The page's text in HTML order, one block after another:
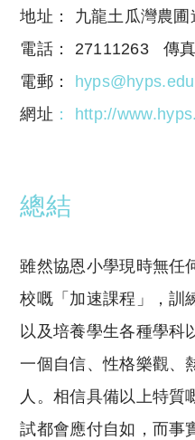
地址： 九龍土瓜灣農圃
電話： 27111263 傳
電郵：
網址 ： http://
總結
雖然協恩小學現時無任
校嘅「加速課程」，訓
以及培養學生各種學科
一個自信、性格樂觀、
人。相信具備以上特質
試都會應付自如，而事